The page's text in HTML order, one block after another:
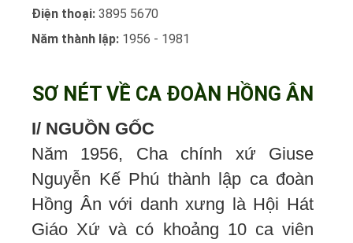
Điện thoại: 3895 5670
Năm thành lập: 1956 - 1981
SƠ NÉT VỀ CA ĐOÀN HỒNG ÂN
I/ NGUỒN GỐC
Năm 1956, Cha chính xứ Giuse
Nguyễn Kế Phú thành lập ca đoàn
Hồng Ân với danh xưng là Hội Hát
Giáo Xứ và có khoảng 10 ca viên